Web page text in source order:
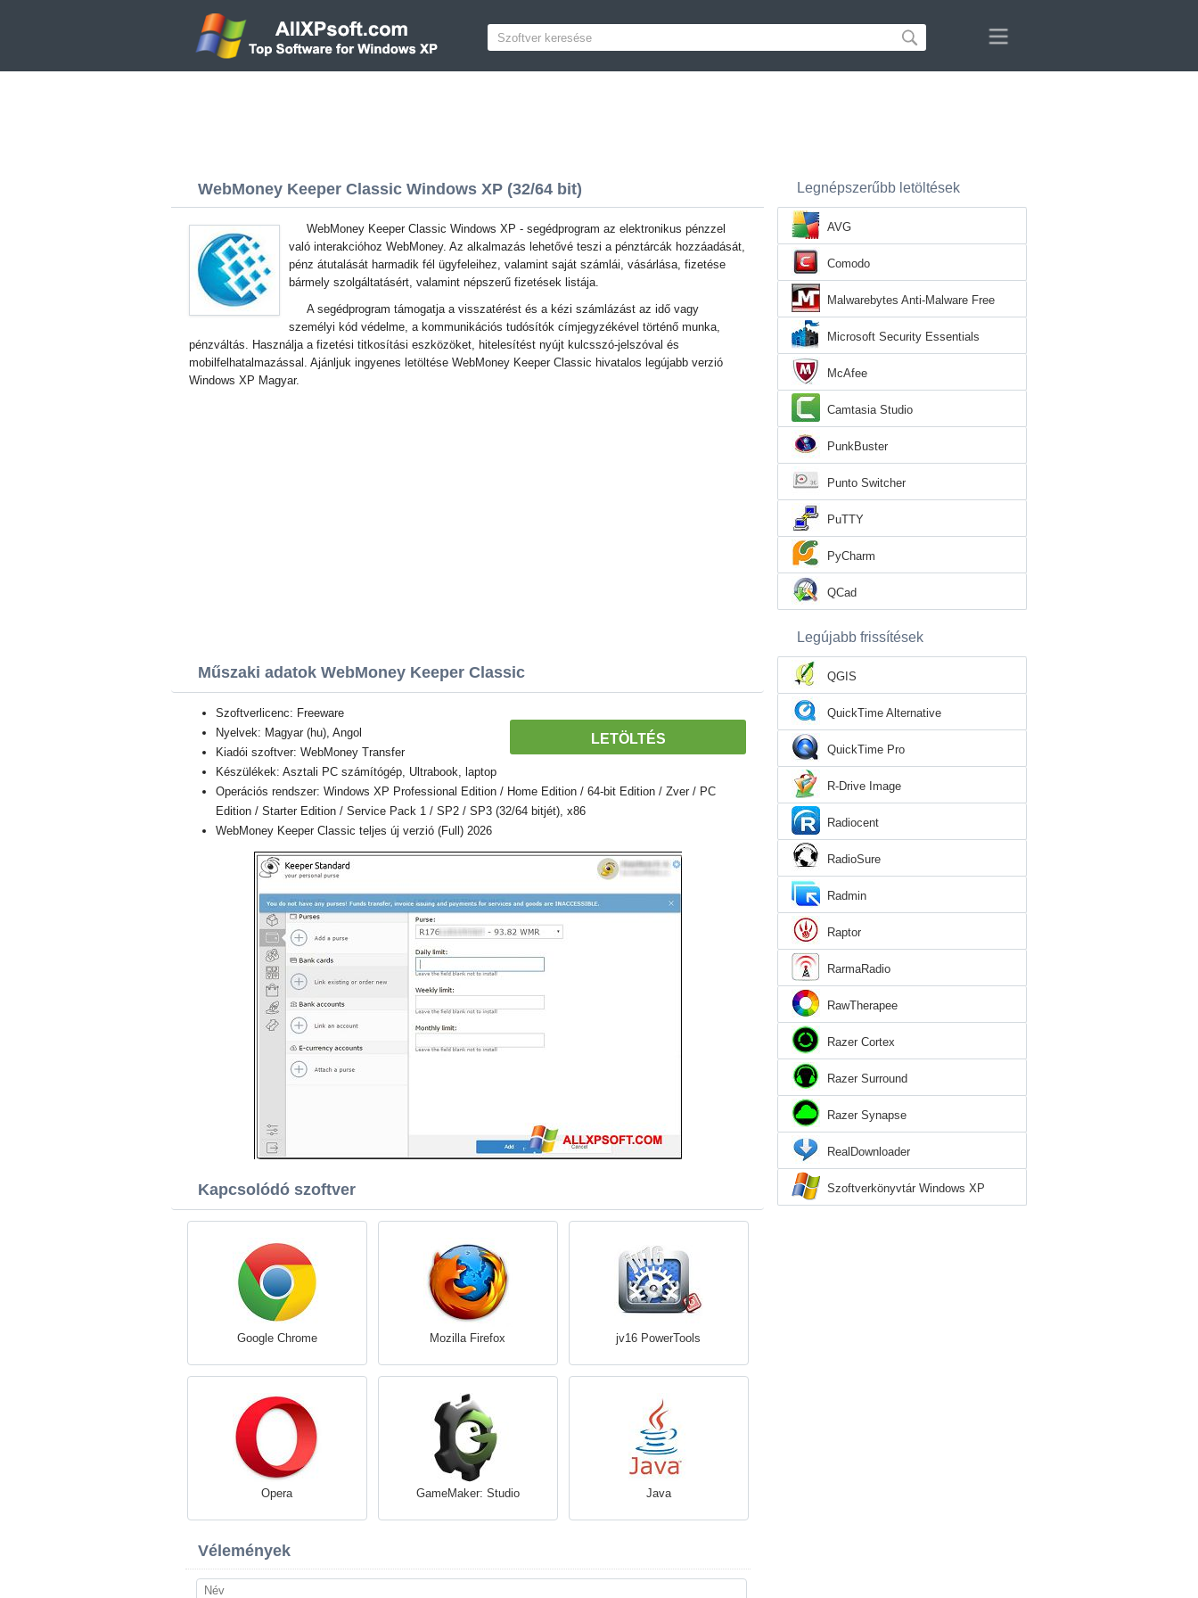
WebMoney Keeper Classic Windows XP (32/64 bit)
WebMoney Keeper Classic Windows XP - segédprogram az elektronikus pénzzel
való interakcióhoz WebMoney. Az alkalmazás lehetővé teszi a pénztárcák hozzáadását,
pénz átutalását harmadik fél ügyfeleihez, valamint saját számlái, vásárlása, fizetése
bármely szolgáltatásért, valamint népszerű fizetések listája.
A segédprogram támogatja a visszatérést és a kézi számlázást az idő vagy
személyi kód védelme, a kommunikációs tudósítók címjegyzékével történő munka,
pénzváltás. Használja a fizetési titkosítási eszközöket, hitelesítést nyújt kulcsszó-jelszóval és
mobilfelhatalmazással. Ajánljuk ingyenes letöltése WebMoney Keeper Classic hivatalos legújabb verzió
Windows XP Magyar.
Műszaki adatok WebMoney Keeper Classic
LETÖLTÉS
Szoftverlicenc: Freeware
Nyelvek: Magyar (hu), Angol
Kiadói szoftver: WebMoney Transfer
Készülékek: Asztali PC számítógép, Ultrabook, laptop
Operációs rendszer: Windows XP Professional Edition / Home Edition / 64-bit Edition / Zver / PC
Edition / Starter Edition / Service Pack 1 / SP2 / SP3 (32/64 bitjét), x86
WebMoney Keeper Classic teljes új verzió (Full) 2026
Kapcsolódó szoftver
Google Chrome Mozilla Firefox jv16 PowerTools
Opera GameMaker: Studio Java
Vélemények
Legnépszerűbb letöltések
AVG
Comodo
Malwarebytes Anti-Malware Free
Microsoft Security Essentials
McAfee
Camtasia Studio
PunkBuster
Punto Switcher
PuTTY
PyCharm
QCad
Legújabb frissítések
QGIS
QuickTime Alternative
QuickTime Pro
R-Drive Image
Radiocent
RadioSure
Radmin
Raptor
RarmaRadio
RawTherapee
Razer Cortex
Razer Surround
Razer Synapse
RealDownloader
Szoftverkönyvtár Windows XP